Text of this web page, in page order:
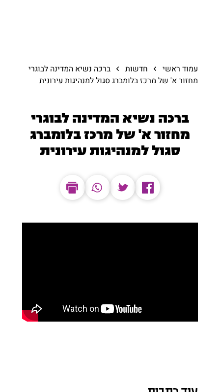
עמוד ראשי חדשות
ברכה נשיא המדינה לבוגרי
מחזור א' של מרכז בלומברג סגול למנהיגות עירונית
ברכה נשיא המדינה לבוגרי
מחזור א' של מרכז בלומברג
סגול למנהיגות עירונית